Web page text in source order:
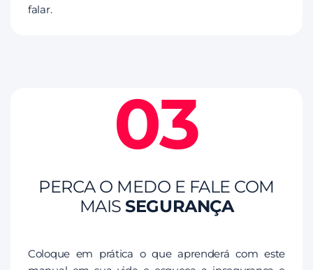
falar.
03
PERCA O MEDO E FALE COM
MAISSEGURANÇA
Coloque em prática o que aprenderá com este